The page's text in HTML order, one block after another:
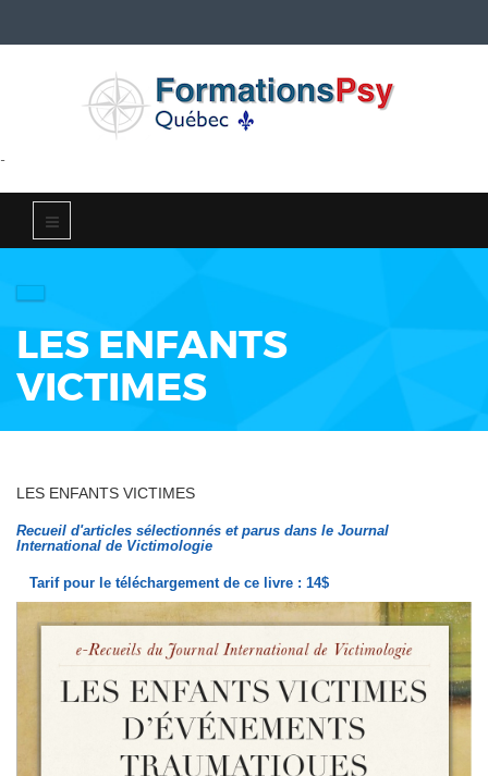
-
LES ENFANTS
VICTIMES
LES ENFANTS VICTIMES
Recueil d'articles sélectionnés et parus dans le Journal
International de Victimologie
Tarif pour le téléchargement de ce livre : 14$